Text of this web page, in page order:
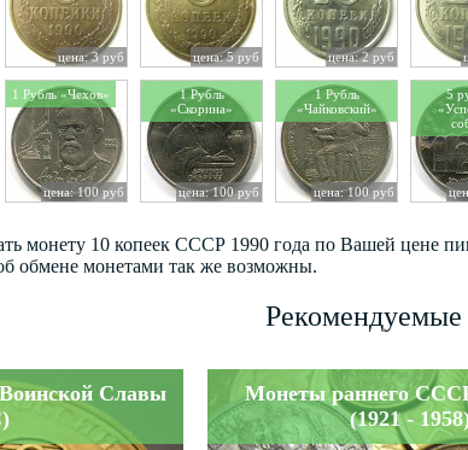
цена: 3 руб цена: 5 руб цена: 2 руб
1 Рубль «Чехов»
цена: 100 руб
1 Рубль
«Скорина»
цена: 100 руб
1 Рубль
«Чайковский»
цена: 100 руб
5
монету 10 копеек СССР 1990 года по Вашей цене
обмене монетами так же возможны.
Рекомендуемые
Славы
Монеты раннего
(1921 -